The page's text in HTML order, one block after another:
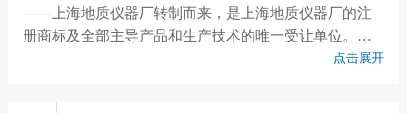
——上海地质仪器厂转制而来，是上海地质仪器厂的注
册商标及全部主导产品和生产技术的唯一受让单位。上
海昌吉地质仪器有限公司主要开发和生产石油仪器、公
产品智能化程度高、覆盖面广，是行业中品种最多、规
点击展开